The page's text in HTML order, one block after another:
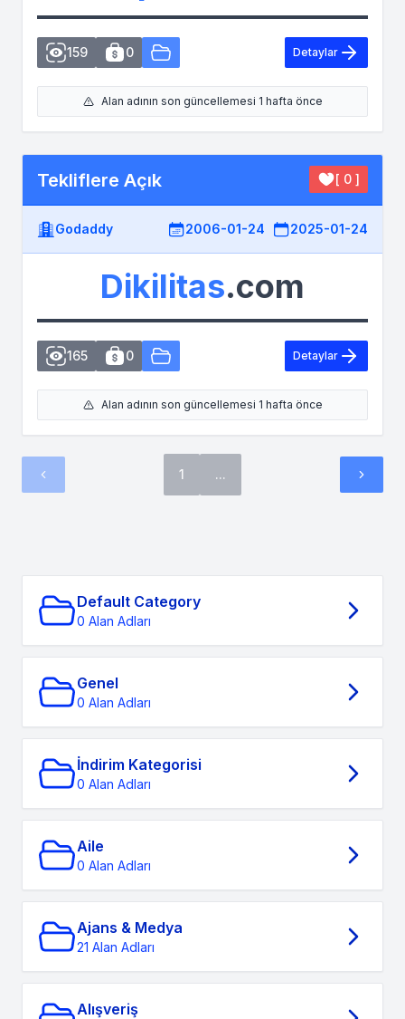
159 0 Detaylar
Alan adının son güncellemesi 1 hafta önce
Tekliflere Açık [ 0 ]
Godaddy 2006-01-24 2025-01-24
Dikilitas.com
165 0 Detaylar
Alan adının son güncellemesi 1 hafta önce
1 ...
Default Category
0 Alan Adları
Genel
0 Alan Adları
İndirim Kategorisi
0 Alan Adları
Aile
0 Alan Adları
Ajans & Medya
21 Alan Adları
Alışveriş